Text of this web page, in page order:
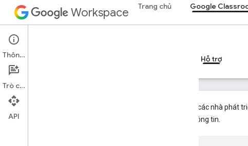
Workspace Trang chủ Google
Google Classroom
Tổng quan Hỗ trợ
Hiện tại, các nhà phát
thêm thông tin.
Thông tin
Trò chuyện
API